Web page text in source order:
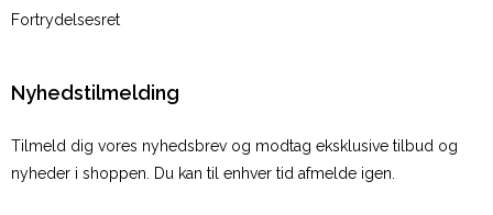
Fortrydelsesret
Nyhedstilmelding
Tilmeld dig vores nyhedsbrev og modtag eksklusive tilbud og
nyheder i shoppen. Du kan til enhver tid afmelde igen.